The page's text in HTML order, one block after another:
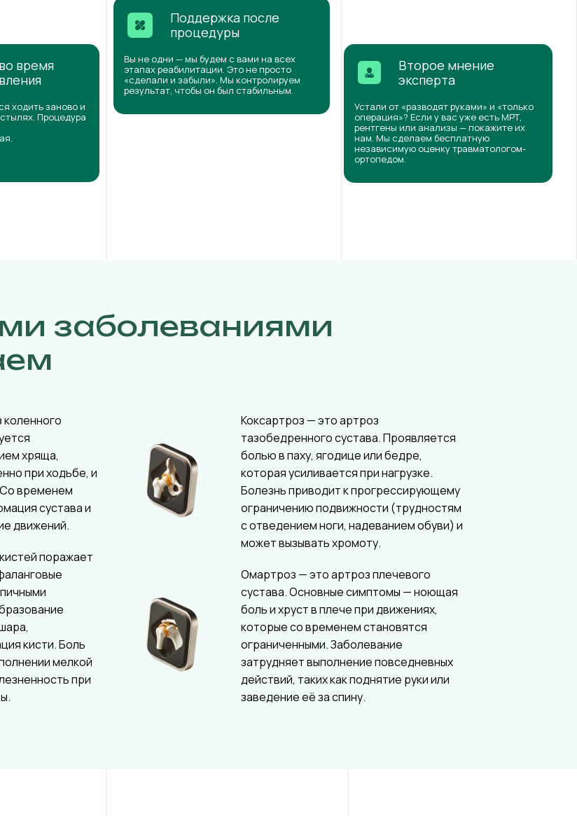
время
ходить заново и
Процедура
Поддержка после
процедуры
Вы не одни — мы будем с вами на всех
этапах реабилитации. Это не просто
«сделали и забыли». Мы контролируем
результат, чтобы он был стабильным.
Второе мнение
эксперта
Устали от «разводят руками» и «только
операция»? Если у вас уже есть МРТ,
рентгены или анализы — покажите их
нам. Мы сделаем бесплатную
независимую оценку травматологом-
ортопедом.
заболеваниями
хряща,
при ходьбе, и
временем
сустава и
движений.
поражает
кисти. Боль
мелкой
при
Коксартроз — это артроз
тазобедренного сустава. Проявляется
болью в паху, ягодице или бедре,
которая усиливается при нагрузке.
Болезнь приводит к прогрессирующему
ограничению подвижности (трудностям
с отведением ноги, надеванием обуви) и
может вызывать хромоту.
Омартроз — это артроз плечевого
сустава. Основные симптомы — ноющая
боль и хруст в плече при движениях,
которые со временем становятся
ограниченными. Заболевание
затрудняет выполнение повседневных
действий, таких как поднятие руки или
заведение её за спину.